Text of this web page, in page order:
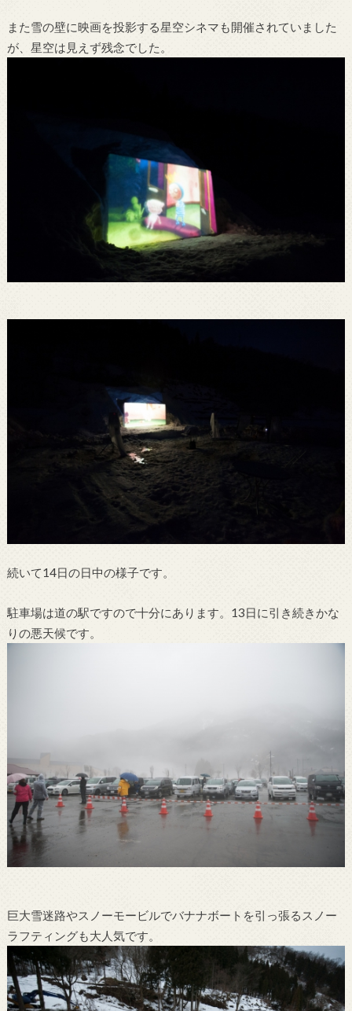
また雪の壁に映画を投影する星空シネマも開催されていました
が、星空は見えず残念でした。
続いて14日の日中の様子です。
駐車場は道の駅ですので十分にあります。13日に引き続きかな
りの悪天候です。
巨大雪迷路やスノーモービルでバナナボートを引っ張るスノー
ラフティングも大人気です。